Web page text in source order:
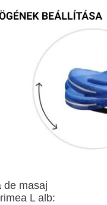
de masaj
L alb: